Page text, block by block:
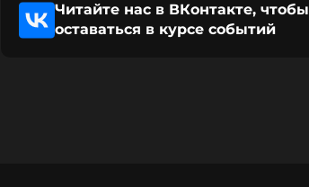
Читайте нас в ВКонтакте, чтобы
оставаться в курсе событий